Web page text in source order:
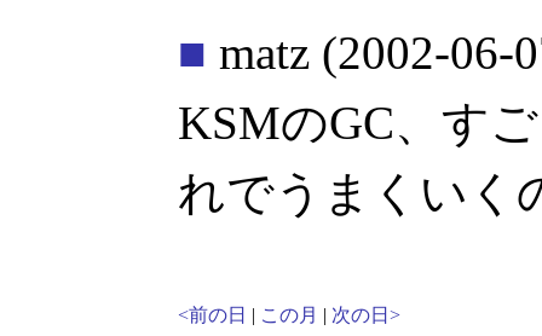
■ matz (2002-06-
KSMのGC、す
れでうまくいく
<前の日 | この月 | 次の日>